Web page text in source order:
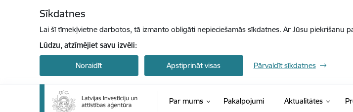
Sīkdatnes
Lai šī tīmekļvietne darbotos, tā izmanto obligāti nepieciešamās sīkdatnes. Ar Jūsu piekrišanu
Lūdzu, atzīmējiet savu izvēli:
Noraidīt Apstiprināt visas Pārvaldīt sīkdatnes
Par mums Pakalpojumi Aktualitātes